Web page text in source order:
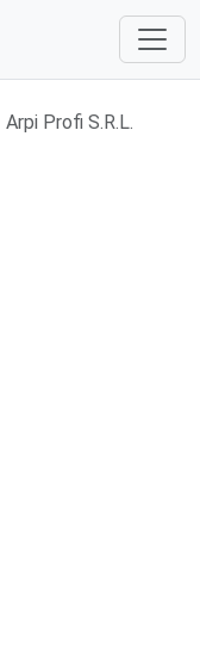
Arpi Profi S.R.L.